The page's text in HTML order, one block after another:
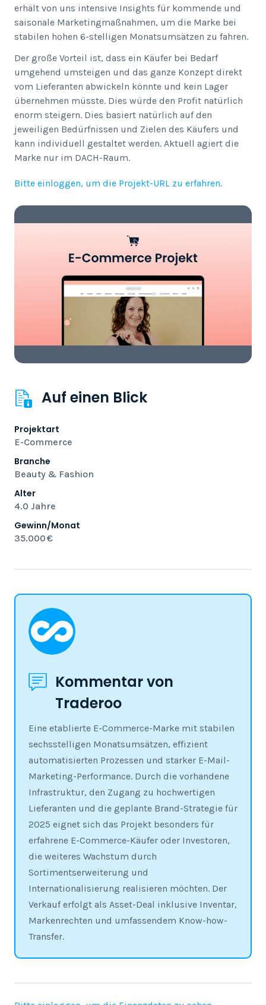
erhält von uns intensive Insights für kommende und
saisonale Marketingmaßnahmen, um die Marke bei
stabilen hohen 6-stelligen Monatsumsätzen zu fahren.
Der große Vorteil ist, dass ein Käufer bei Bedarf
umgehend umsteigen und das ganze Konzept direkt
vom Lieferanten abwickeln könnte und kein Lager
übernehmen müsste. Dies würde den Profit natürlich
enorm steigern. Dies basiert natürlich auf den
jeweiligen Bedürfnissen und Zielen des Käufers und
kann individuell gestaltet werden. Aktuell agiert die
Marke nur im DACH-Raum.
Bitte einloggen, um die Projekt-URL zu erfahren.
Auf einen Blick
Projektart
E-Commerce
Branche
Beauty & Fashion
Alter
4.0 Jahre
Gewinn/Monat
35.000 €
Kommentar von
Traderoo
Eine etablierte E-Commerce-Marke mit stabilen
sechsstelligen Monatsumsätzen, effizient
automatisierten Prozessen und starker E-Mail-
Marketing-Performance. Durch die vorhandene
Infrastruktur, den Zugang zu hochwertigen
Lieferanten und die geplante Brand-Strategie für
2025 eignet sich das Projekt besonders für
erfahrene E-Commerce-Käufer oder Investoren,
die weiteres Wachstum durch
Sortimentserweiterung und
Internationalisierung realisieren möchten. Der
Verkauf erfolgt als Asset-Deal inklusive Inventar,
Markenrechten und umfassendem Know-how-
Transfer.